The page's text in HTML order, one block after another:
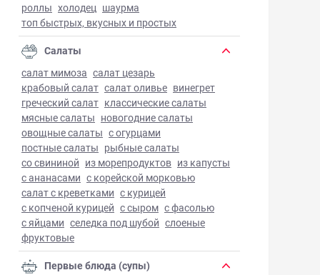
роллы холодец шаурма
топ быстрых, вкусных и простых
Салаты
салат мимоза салат цезарь
крабовый салат салат оливье винегрет
греческий салат классические салаты
мясные салаты новогодние салаты
овощные салаты с огурцами
постные салаты рыбные салаты
со свининой из морепродуктов из капусты
с ананасами с корейской морковью
салат с креветками с курицей
с копченой курицей с сыром с фасолью
с яйцами селедка под шубой слоеные
фруктовые
Первые блюда (супы)